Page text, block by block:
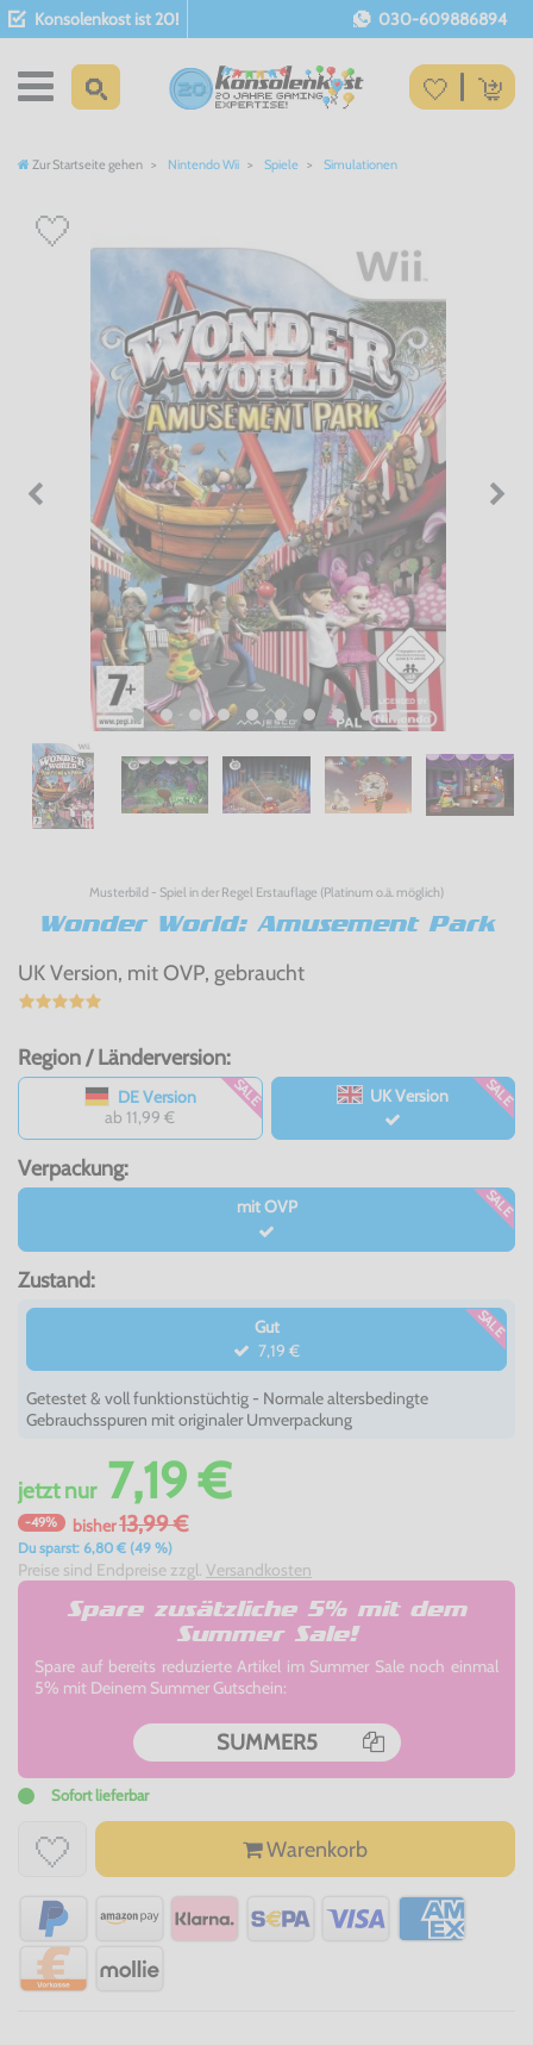
Konsolenkost ist 20! 030-609886894
Zur Startseite gehen Nintendo Wii Spiele Simulationen
Musterbild - Spiel in der Regel Erstauflage (Platinum o.ä. möglich)
Wonder World: Amusement Park
UK Version, mit OVP, gebraucht
Region / Länderversion:
DE Version
ab 11,99 €
SALE UK Version SALE
Verpackung:
mit OVP SALE
Zustand:
Gut
7,19 €
SALE
Getestet & voll funktionstüchtig - Normale altersbedingte
Gebrauchsspuren mit originaler Umverpackung
jetztnur7,19 €
-49% bisher13,99 €
Du sparst: 6,80 € (49 %)
Preise sind Endpreise zzgl. Versandkosten
Spare zusätzliche 5% mit dem
Summer Sale!
Spare auf bereits reduzierte Artikel im Summer Sale noch einmal
5% mit Deinem Summer Gutschein:
SUMMER5
Sofort lieferbar
Warenkorb